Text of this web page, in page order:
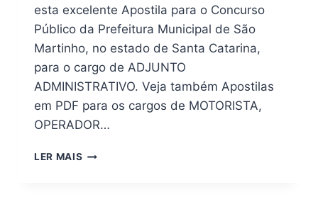
esta excelente Apostila para o Concurso
Público da Prefeitura Municipal de São
Martinho, no estado de Santa Catarina,
para o cargo de ADJUNTO
ADMINISTRATIVO. Veja também Apostilas
em PDF para os cargos de MOTORISTA,
OPERADOR…
LER MAIS CONCURSO